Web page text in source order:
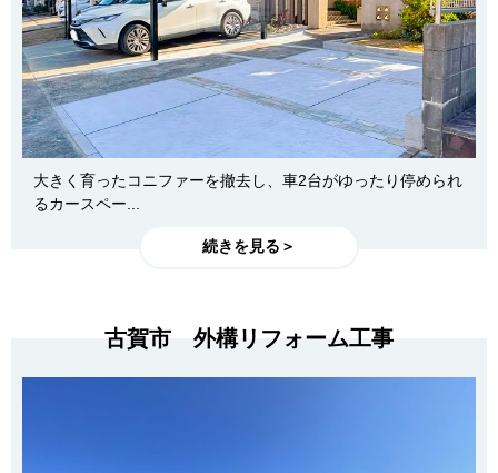
大きく育ったコニファーを撤去し、車2台がゆったり停められ
るカースペー...
続きを見る＞
古賀市 外構リフォーム工事